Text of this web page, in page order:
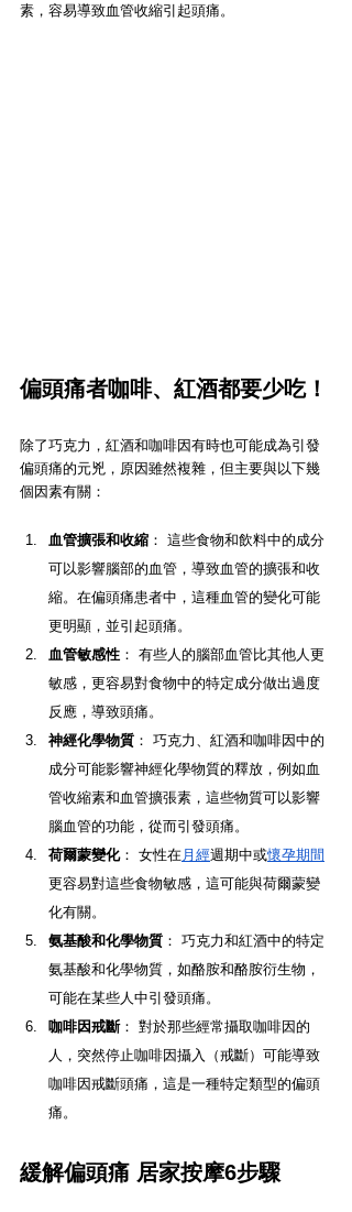
素，容易導致血管收縮引起頭痛。
偏頭痛者咖啡、紅酒都要少吃！
除了巧克力，紅酒和咖啡因有時也可能成為引發
偏頭痛的元兇，原因雖然複雜，但主要與以下幾
個因素有關：
血管擴張和收縮 ： 這些食物和飲料中的成分
可以影響腦部的血管，導致血管的擴張和收
縮。在偏頭痛患者中，這種血管的變化可能
更明顯，並引起頭痛。
血管敏感性 ： 有些人的腦部血管比其他人更
敏感，更容易對食物中的特定成分做出過度
反應，導致頭痛。
神經化學物質 ： 巧克力、紅酒和咖啡因中的
成分可能影響神經化學物質的釋放，例如血
管收縮素和血管擴張素，這些物質可以影響
腦血管的功能，從而引發頭痛。
荷爾蒙變化： 女性在 月經週期中或懷孕期間
更容易對這些食物敏感，這可能與荷爾蒙變
化有關。
氨基酸和化學物質 ： 巧克力和紅酒中的特定
氨基酸和化學物質，如酪胺和酪胺衍生物，
可能在某些人中引發頭痛。
咖啡因戒斷： 對於那些經常攝取咖啡因的
人，突然停止咖啡因攝入（戒斷）可能導致
咖啡因戒斷頭痛，這是一種特定類型的偏頭
痛。
緩解偏頭痛 居家按摩6步驟